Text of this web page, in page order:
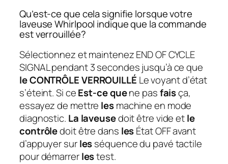
Qu’est-ce que cela signifie lorsque votre
laveuse Whirlpool indique que la commande
est verrouillée?
Sélectionnez et maintenez END OF CYCLE
SIGNAL pendant 3 secondes jusqu’à ce que
le CONTRÔLE VERROUILLÉ Le voyant d’état
s’éteint. Si ceEst-ce quene pasfaisça,
essayez de mettre lesmachine en mode
diagnostic. La laveusedoit être vide etle
contrôledoit être dans lesÉtat OFF avant
d’appuyer surlesséquence du pavé tactile
pour démarrerlestest.